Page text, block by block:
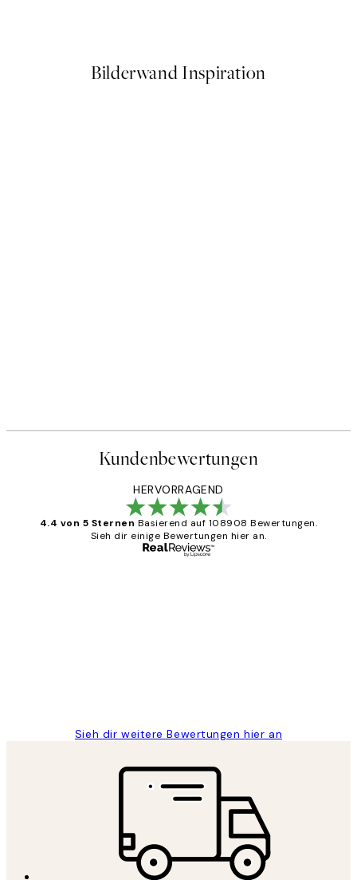
Bilderwand Inspiration
Kundenbewertungen
HERVORRAGEND
4.4 von 5 Sternen Basierend auf 108908 Bewertungen.
Sieh dir einige Bewertungen hier an.
Sieh dir weitere Bewertungen hier an